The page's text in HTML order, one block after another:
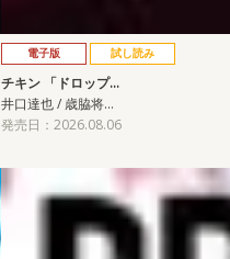
電子版 試し読み
チキン 「ドロップ…
井口達也 / 歳脇将…
発売日：2026.08.06